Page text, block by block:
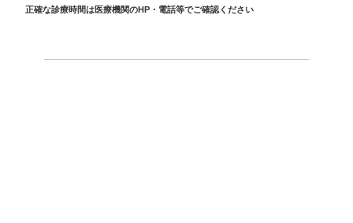
正確な診療時間は医療機関のHP・電話等でご確認ください